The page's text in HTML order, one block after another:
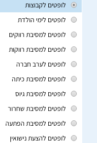
לופטים לקבוצות
לופטים לימי הולדת
לופטים למסיבת רווקים
לופטים למסיבת רווקות
לופטים לערב חברה
לופטים למסיבת כיתה
לופטים למסיבת גיוס
לופטים למסיבת שחרור
לופטים למסיבת הפתעה
לופטים להצעת נישואין